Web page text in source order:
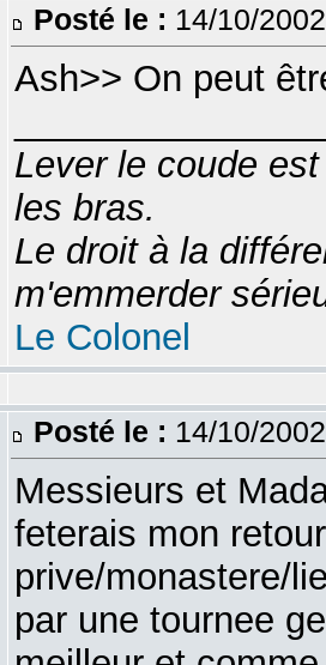
Posté le : 14/10/
Ash>> On peut
Lever le coude
les bras.
Le droit à la
m'emmerder
Le Colonel
Posté le : 14/10/
Messieurs et
feterais mon
prive/monastere/
par une tournee